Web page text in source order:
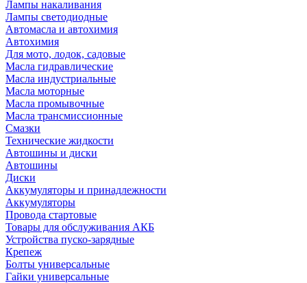
Лампы накаливания
Лампы светодиодные
Автомасла и автохимия
Автохимия
Для мото, лодок, садовые
Масла гидравлические
Масла индустриальные
Масла моторные
Масла промывочные
Масла трансмиссионные
Смазки
Технические жидкости
Автошины и диски
Автошины
Диски
Аккумуляторы и принадлежности
Аккумуляторы
Провода стартовые
Товары для обслуживания АКБ
Устройства пуско-зарядные
Крепеж
Болты универсальные
Гайки универсальные